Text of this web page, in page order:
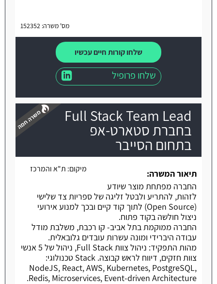
מס' משרה: 152352
שלחו קורות חיים עכשיו
שלחו פרופיל
Full Stack Team Lead
בחברת סטארט-אפ
בתחום הסייבר
משרה חמה
מיקום: ת"א והמרכז
תיאור המשרה:
החברה מפתחת מוצר שיודע
לזהות, להתריע ולבטל זליגה של ספריות צד שלישי
(Open Source) לתוך קוד קיים ובכך למנוע אירועי
ניצול חולשה בקוד פתוח.
החברה ממוקמת בתל אביב- קו רכבת, משלבת מודל
עבודה היברידי ומונה עשרות עובדים גלובאלית.
מהות התפקיד: ניהול צוות Full Stack, ניהול של 5 אנשי
צוות חזקים, דיווח לראש קבוצה. Stack טכנולוגי:
NodeJS, React, AWS, Kubernetes, PostgreSQL,
Redis, Microservices, Event-driven Architecture.